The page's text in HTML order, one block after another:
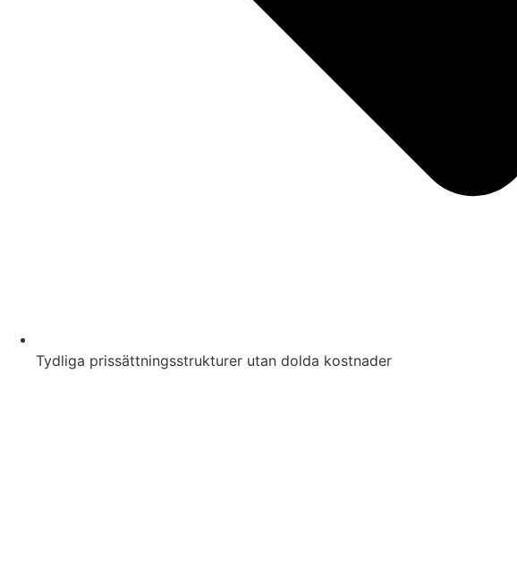
Tydliga prissättningsstrukturer utan dolda kostnader